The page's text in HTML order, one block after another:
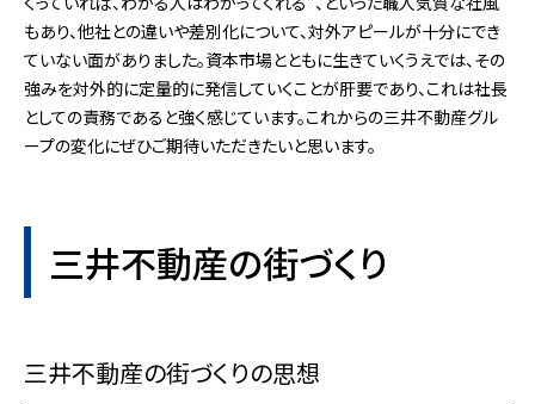
もあり、他社との違いや差別化について、対外アピールが十分にでき
ていない面がありました。資本市場とともに生きていくうえでは、その
強みを対外的に定量的に発信していくことが肝要であり、これは社長
としての責務であると強く感じています。これからの三井不動産グル
ープの変化にぜひご期待いただきたいと思います。
三井不動産の街づくり
三井不動産の街づくりの思想